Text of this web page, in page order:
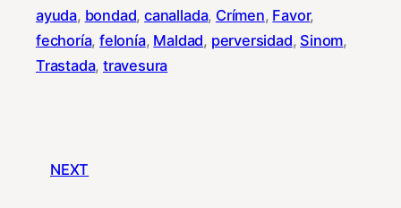
ayuda, bondad, canallada, Crímen, Favor
fechoría, felonía, Maldad, perversidad, Sinom
Trastada, travesura
NEXT